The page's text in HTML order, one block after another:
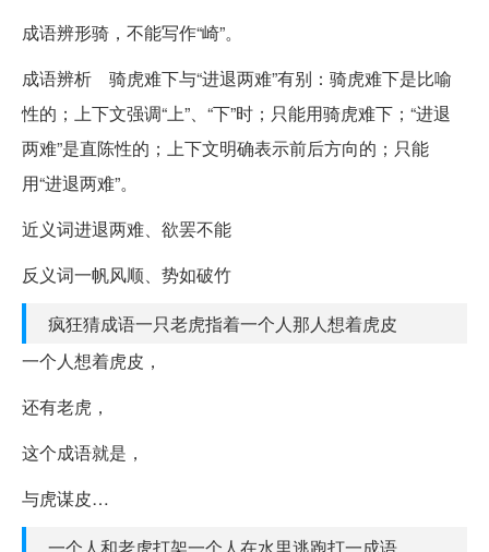
成语辨形骑，不能写作“崎”。
成语辨析 骑虎难下与“进退两难”有别：骑虎难下是比喻
性的；上下文强调“上”、“下”时；只能用骑虎难下；“进退
两难”是直陈性的；上下文明确表示前后方向的；只能
用“进退两难”。
近义词进退两难、欲罢不能
反义词一帆风顺、势如破竹
疯狂猜成语一只老虎指着一个人那人想着虎皮
一个人想着虎皮，
还有老虎，
这个成语就是，
与虎谋皮…
一个人和老虎打架一个人在水里逃跑打一成语